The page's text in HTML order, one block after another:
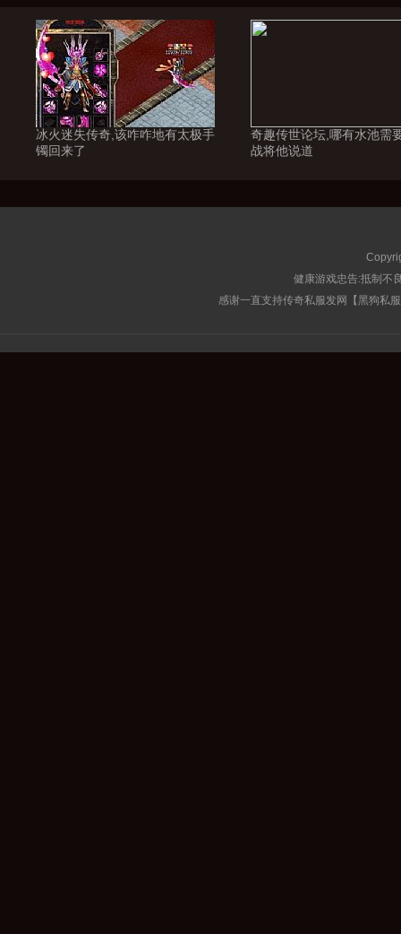
冰火迷失传奇,该咋咋地有太极手
镯回来了
奇趣传世论坛,哪有水池需
战将他说道
健康游戏忠告:抵制不
感谢一直支持传奇私服发网【黑狗私